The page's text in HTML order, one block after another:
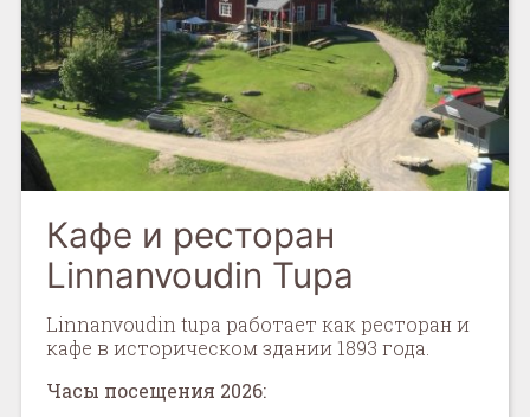
Кафе и ресторан
Linnanvoudin Tupa
Linnanvoudin tupa работает как ресторан и
кафе в историческом здании 1893 года.
Часы посещения 2026: